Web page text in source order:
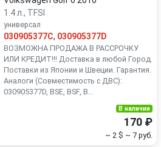
1.4 л., TFSI
универсал
030905377C, 030905377D
ВОЗМОЖНА ПРОДАЖА В РАССРОЧКУ
ИЛИ КРЕДИТ!!! Доставка в любой Город.
Поставки из Японии и Швеции. Гарантия.
Аналоги (Совместимость с ДВС):
030905377D, BSE, BSF, B...
В наличии
170 ₽
~ 2 $ ~ 7 руб.